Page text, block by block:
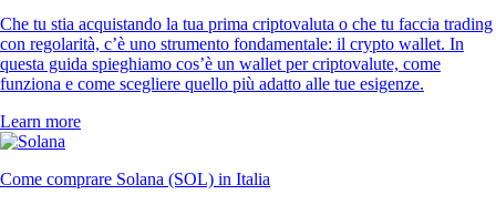
Che tu stia acquistando la tua prima criptovaluta o che tu faccia trading
con regolarità, c’è uno strumento fondamentale: il crypto wallet. In
questa guida spieghiamo cos’è un wallet per criptovalute, come
funziona e come scegliere quello più adatto alle tue esigenze.
Learn more
Come comprare Solana (SOL) in Italia